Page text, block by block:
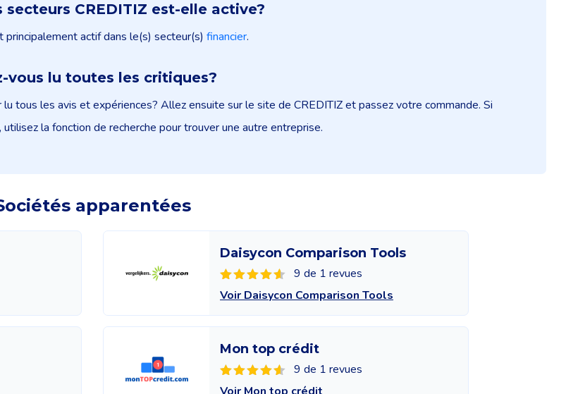
secteurs CREDITIZ est-elle active?
principalement actif dans le(s) secteur(s) financier.
vous lu toutes les critiques?
tous les avis et expériences? Allez ensuite sur le site de CREDITIZ et passez votre commande. Si
la fonction de recherche pour trouver une autre entreprise.
apparentées
Daisycon Comparison Tools
9 de 1 revues
Voir Daisycon Comparison Tools
Mon top crédit
9 de 1 revues